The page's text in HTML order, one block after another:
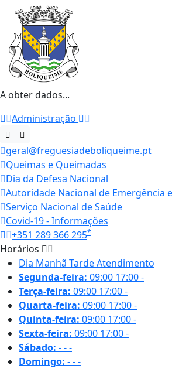
A obter dados...
Administração
geral@freguesiadeboliqueime.pt
Queimas e Queimadas
Dia da Defesa Nacional
Autoridade Nacional de Emergência
Serviço Nacional de Saúde
Covid-19 - Informações
+351 289 366 295*
Horários
Dia Manhã TardeAtendimento
Segunda-feira: 09:00 17:00-
Terça-feira: 09:00 17:00-
Quarta-feira: 09:00 17:00-
Quinta-feira: 09:00 17:00-
Sexta-feira: 09:00 17:00-
Sábado: ---
Domingo: ---